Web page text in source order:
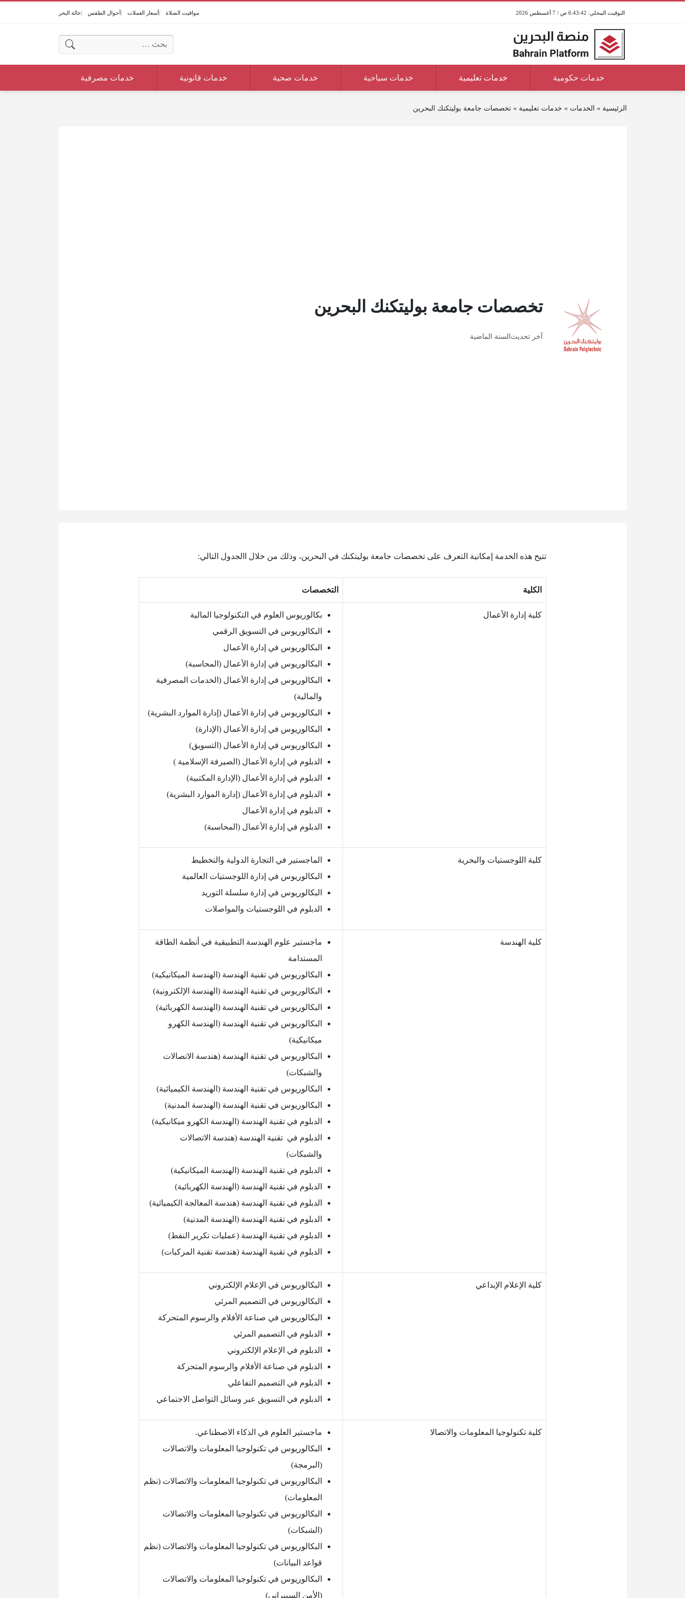
6:43:43 ص / 7 أغسطس 2026 مواقيت الصلاة أسعار العملات أحوال الطقس حالة البحر
البحث عن:
خدمات حكومية خدمات تعليمية خدمات سياحية خدمات صحية خدمات قانونية خدمات مصرفية
الرئيسية » الخدمات » خدمات تعليمية »تخصصات جامعة بوليتكنك البحرين
تخصصات جامعة بوليتكنك البحرين
آخر تحديثالسنة الماضية
تتيح هذه الخدمة إمكانية التعرف على تخصصات جامعة بوليتكنك في البحرين، وذلك من خلال االجدول التالي:
الكلية التخصصات
كلية إدارة الأعمال
بكالوريوس العلوم في التكنولوجيا المالية
البكالوريوس في التسويق الرقمي
البكالوريوس في إدارة الأعمال
البكالوريوس في إدارة الأعمال (المحاسبة)
البكالوريوس في إدارة الأعمال (الخدمات المصرفية
والمالية)
البكالوريوس في إدارة الأعمال (إدارة الموارد البشرية)
البكالوريوس في إدارة الأعمال (الإدارة)
البكالوريوس في إدارة الأعمال (التسويق)
الدبلوم في إدارة الأعمال (الصيرفة الإسلامية )
الدبلوم في إدارة الأعمال (الإدارة المكتبية)
الدبلوم في إدارة الأعمال (إدارة الموارد البشرية)
الدبلوم في إدارة الأعمال
الدبلوم في إدارة الأعمال (المحاسبة)
كلية اللوجستيات والبحرية
الماجستير في التجارة الدولية والتخطيط
البكالوريوس في إدارة اللوجستيات العالمية
البكالوريوس في إدارة سلسلة التوريد
الدبلوم في اللوجستيات والمواصلات
كلية الهندسة
ماجستير علوم الهندسة التطبيقية في أنظمة الطاقة
المستدامة
البكالوريوس في تقنية الهندسة (الهندسة الميكانيكية)
البكالوريوس في تقنية الهندسة (الهندسة الإلكترونية)
البكالوريوس في تقنية الهندسة (الهندسة الكهربائية)
البكالوريوس في تقنية الهندسة (الهندسة الكهرو
ميكانيكية)
البكالوريوس في تقنية الهندسة (هندسة الاتصالات
والشبكات)
البكالوريوس في تقنية الهندسة (الهندسة الكيميائية)
البكالوريوس في تقنية الهندسة (الهندسة المدنية)
الدبلوم في تقنية الهندسة (الهندسة الكهرو ميكانيكية)
الدبلوم في تقنية الهندسة (هندسة الاتصالات
والشبكات)
الدبلوم في تقنية الهندسة (الهندسة الميكانيكية)
الدبلوم في تقنية الهندسة (الهندسة الكهربائية)
الدبلوم في تقنية الهندسة (هندسة المعالجة الكيميائية)
الدبلوم في تقنية الهندسة (الهندسة المدنية)
الدبلوم في تقنية الهندسة (عمليات تكرير النفط)
الدبلوم في تقنية الهندسة (هندسة تقنية المركبات)
كلية الإعلام الإبداعي
البكالوريوس في الإعلام الإلكتروني
البكالوريوس في التصميم المرئي
البكالوريوس في صناعة الأفلام والرسوم المتحركة
الدبلوم في التصميم المرئي
الدبلوم في الإعلام الإلكتروني
الدبلوم في صناعة الأفلام والرسوم المتحركة
الدبلوم في التصميم التفاعلي
الدبلوم في التسويق عبر وسائل التواصل الاجتماعي
كلية تكنولوجيا المعلومات والاتصالا
ماجستير العلوم في الذكاء الاصطناعي.
البكالوريوس في تكنولوجيا المعلومات والاتصالات
(البرمجة)
البكالوريوس في تكنولوجيا المعلومات والاتصالات (نظم
المعلومات)
البكالوريوس في تكنولوجيا المعلومات والاتصالات
(الشبكات)
البكالوريوس في تكنولوجيا المعلومات والاتصالات (نظم
قواعد البيانات)
البكالوريوس في تكنولوجيا المعلومات والاتصالات
(الأمن السيبراني)